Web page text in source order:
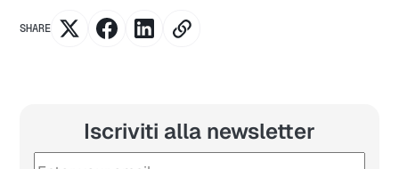
SHARE
Iscriviti alla newsletter